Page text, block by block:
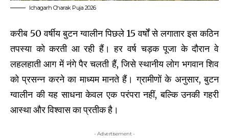
Ichagarh Charak Puja 2026
करीब 50 वर्षीय बुटन ग्वालीन पिछले 15 वर्षों से लगातार इस कठिन
तपस्या को करती आ रही हैं। हर वर्ष चड़क पूजा के दौरान वे
लहलहाती आग में नंगे पैर चलती हैं, जिसे स्थानीय लोग भगवान शिव
को प्रसन्न करने का माध्यम मानते हैं। ग्रामीणों के अनुसार, बुटन
ग्वालीन की यह साधना केवल एक परंपरा नहीं, बल्कि उनकी गहरी
आस्था और विश्वास का प्रतीक है।
- Advertisement -